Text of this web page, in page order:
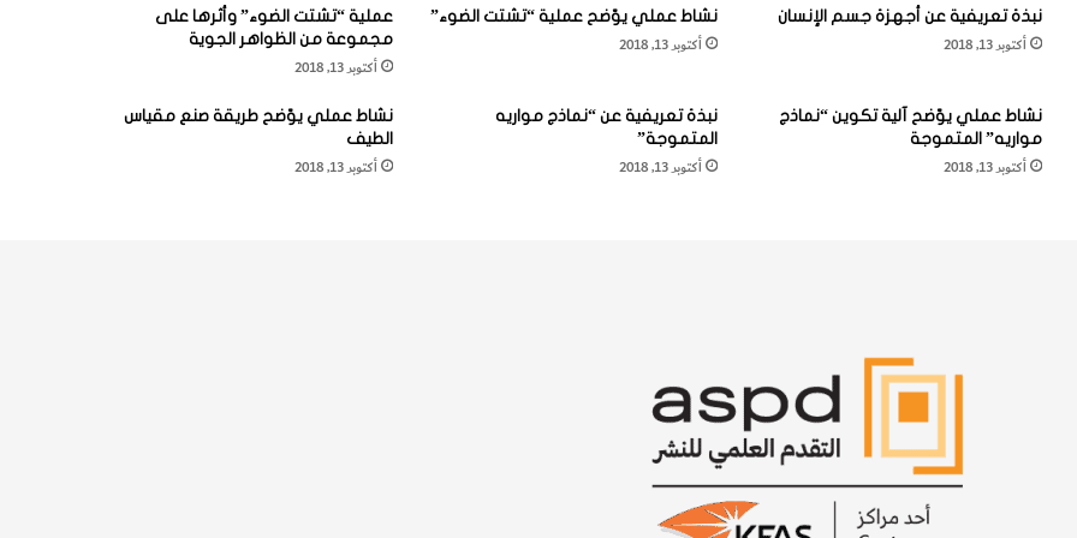
و
ر
أ
س
م
نبذة تعريفية عن أجهزة جسم الإنسان
أكتوبر 13, 2018
نشاط عملي يوّضح عملية “تشتت الضوء”
أكتوبر 13, 2018
عملية “تشتت الضوء” وأثرها على
مجموعة من الظواهر الجوية
أكتوبر 13, 2018
نشاط عملي يوّضح آلية تكوين “نماذج
مواريه” المتموجة
أكتوبر 13, 2018
نبذة تعريفية عن “نماذج مواريه
المتموجة”
أكتوبر 13, 2018
نشاط عملي يوّضح طريقة صنع مقياس
الطيف
أكتوبر 13, 2018